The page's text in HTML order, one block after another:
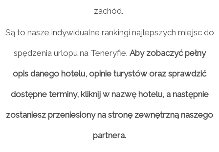
zachód.
Są to nasze indywidualne rankingi najlepszych miejsc do
spędzenia urlopu na Teneryfie. Aby zobaczyć pełny
opis danego hotelu, opinie turystów oraz sprawdzić
dostępne terminy, kliknij w nazwę hotelu, a następnie
zostaniesz przeniesiony na stronę zewnętrzną naszego
partnera.